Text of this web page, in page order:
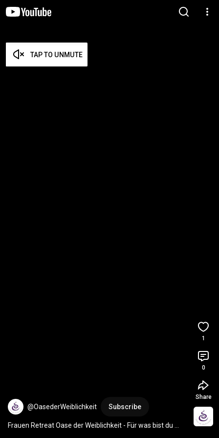
TAP TO UNMUTE
@OasederWeiblichkeit Subscribe
Frauen Retreat Oase der Weiblichkeit - Für was bist du
1
0
Share